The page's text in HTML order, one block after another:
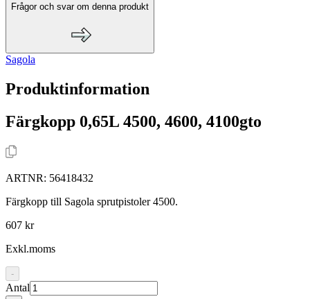
Frågor och svar om denna produkt
Sagola
Produktinformation
Färgkopp 0,65L 4500, 4600, 4100gto
ARTNR: 56418432
Färgkopp till Sagola sprutpistoler 4500.
607 kr
Exkl.moms
-
Antal